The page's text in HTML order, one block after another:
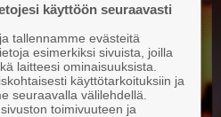
käyttöön seuraavasti
tallennamme evästeitä
esimerkiksi sivuista, joilla
laitteesi ominaisuuksista.
käyttötarkoituksiin ja
seuraavalla välilehdellä.
toimivuuteen ja